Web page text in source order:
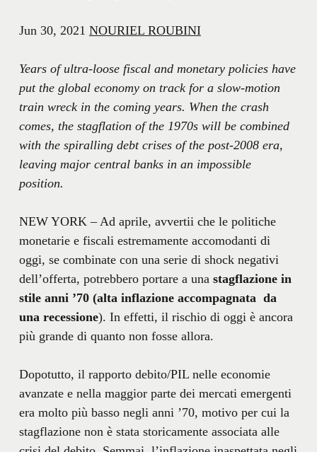
Jun 30, 2021 NOURIEL ROUBINI
Years of ultra-loose fiscal and monetary policies have
put the global economy on track for a slow-motion
train wreck in the coming years. When the crash
comes, the stagflation of the 1970s will be combined
with the spiralling debt crises of the post-2008 era,
leaving major central banks in an impossible
position.
NEW YORK – Ad aprile, avvertii che le politiche
monetarie e fiscali estremamente accomodanti di
oggi, se combinate con una serie di shock negativi
dell’offerta, potrebbero portare a una stagflazione in
stile anni ’70 (alta inflazione accompagnata da
una recessione). In effetti, il rischio di oggi è ancora
più grande di quanto non fosse allora.
Dopotutto, il rapporto debito/PIL nelle economie
avanzate e nella maggior parte dei mercati emergenti
era molto più basso negli anni ’70, motivo per cui la
stagflazione non è stata storicamente associata alle